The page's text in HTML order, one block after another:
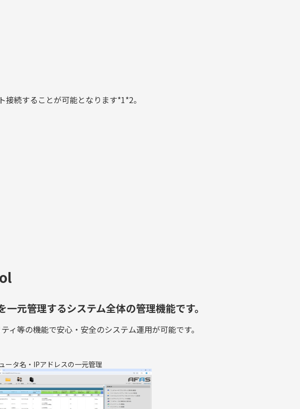
続することが可能となります*1*2。
元管理するシステム全体の管理機能です。
等の機能で安心・安全のシステム運用が可能です。
ータ名・IPアドレスの一元管理